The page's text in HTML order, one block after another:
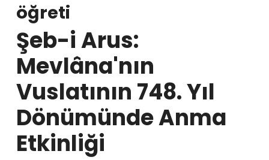
öğreti
Şeb-i Arus:
Mevlâna'nın
Vuslatının 748. Yıl
Dönümünde Anma
Etkinliği